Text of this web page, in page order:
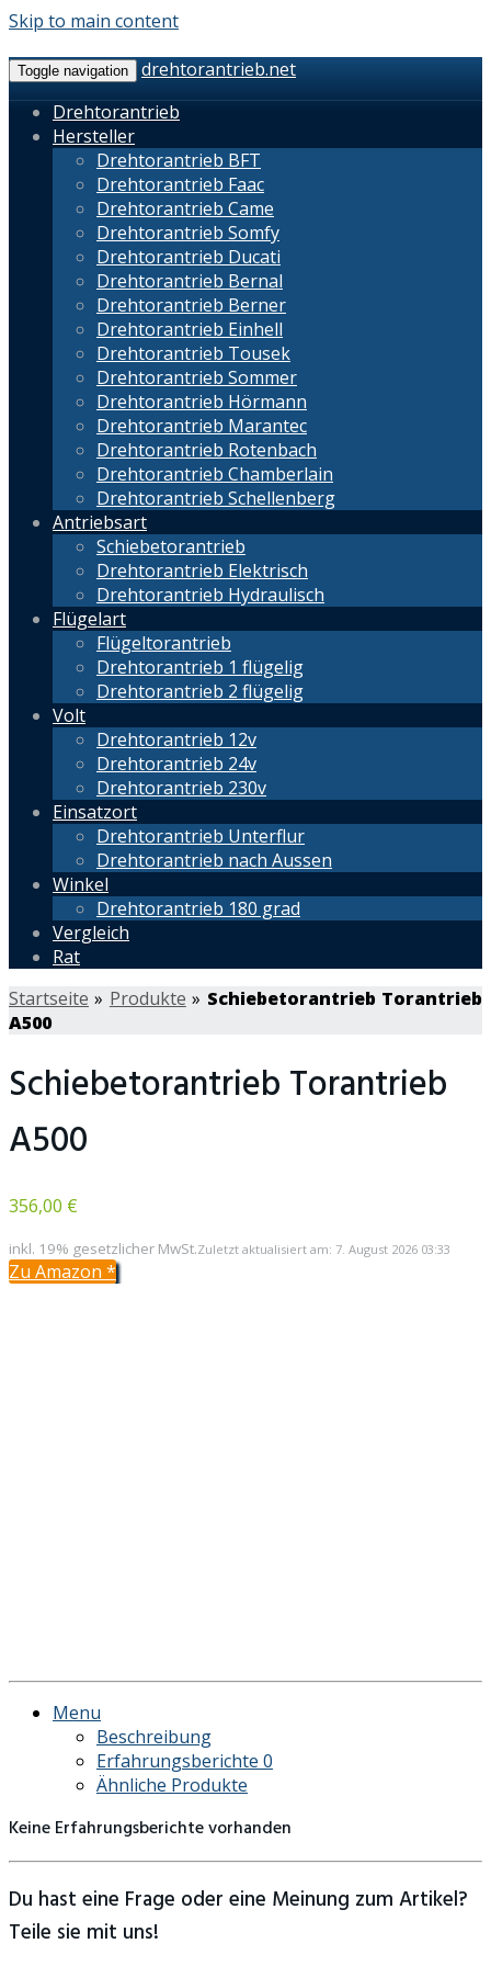
Skip to main content
Toggle navigation
drehtorantrieb.net
Drehtorantrieb
Hersteller
Drehtorantrieb BFT
Drehtorantrieb Faac
Drehtorantrieb Came
Drehtorantrieb Somfy
Drehtorantrieb Ducati
Drehtorantrieb Bernal
Drehtorantrieb Berner
Drehtorantrieb Einhell
Drehtorantrieb Tousek
Drehtorantrieb Sommer
Drehtorantrieb Hörmann
Drehtorantrieb Marantec
Drehtorantrieb Rotenbach
Drehtorantrieb Chamberlain
Drehtorantrieb Schellenberg
Antriebsart
Schiebetorantrieb
Drehtorantrieb Elektrisch
Drehtorantrieb Hydraulisch
Flügelart
Flügeltorantrieb
Drehtorantrieb 1 flügelig
Drehtorantrieb 2 flügelig
Volt
Drehtorantrieb 12v
Drehtorantrieb 24v
Drehtorantrieb 230v
Einsatzort
Drehtorantrieb Unterflur
Drehtorantrieb nach Aussen
Winkel
Drehtorantrieb 180 grad
Vergleich
Rat
Startseite » Produkte » Schiebetorantrieb Torantrieb
A500
Schiebetorantrieb Torantrieb
A500
356,00 €
inkl. 19% gesetzlicher MwSt.Zuletzt aktualisiert am: 7. August 2026 03:33
Zu Amazon *
Menu
Beschreibung
Erfahrungsberichte 0
Ähnliche Produkte
Keine Erfahrungsberichte vorhanden
Du hast eine Frage oder eine Meinung zum Artikel?
Teile sie mit uns!